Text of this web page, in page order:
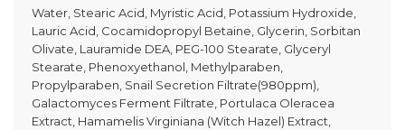
Water, Stearic Acid, Myristic Acid, Potassium Hydroxide,
Lauric Acid, Cocamidopropyl Betaine, Glycerin, Sorbitan
Olivate, Lauramide DEA, PEG-100 Stearate, Glyceryl
Stearate, Phenoxyethanol, Methylparaben,
Propylparaben, Snail Secretion Filtrate(980ppm),
Galactomyces Ferment Filtrate, Portulaca Oleracea
Extract, Hamamelis Virginiana (Witch Hazel) Extract,